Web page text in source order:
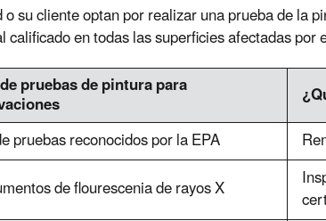
su cliente optan por realizar una prueba de la
calificado en todas las superficies afectadas por
pruebas de pintura para
pruebas reconocidos por la EPA
de flourescenia de rayos X